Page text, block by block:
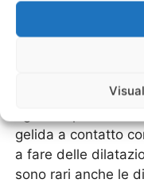
dei giusti codici.
case che spesso
quindi necessitano
comuni in questi
gelida a contatto
a fare delle
sono rari anche le